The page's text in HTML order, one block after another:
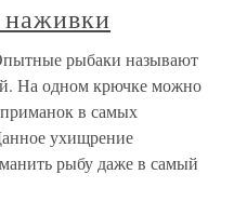
рыбаки называют
На одном крючке можно
в самых
ухищрение
рыбу даже в самый